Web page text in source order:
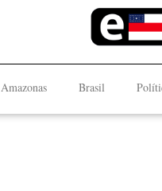
Amazonas Brasil